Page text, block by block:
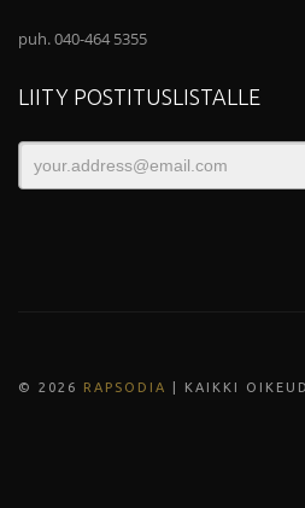
puh. 040-464 5355
LIITY POSTITUSLISTALLE
© 202 6 RAPSODIA | KAIKKI